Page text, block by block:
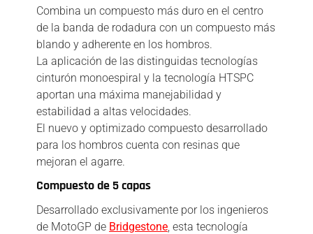
Combina un compuesto más duro en el centro
de la banda de rodadura con un compuesto más
blando y adherente en los hombros.
La aplicación de las distinguidas tecnologías
cinturón monoespiral y la tecnología HTSPC
aportan una máxima manejabilidad y
estabilidad a altas velocidades.
El nuevo y optimizado compuesto desarrollado
para los hombros cuenta con resinas que
mejoran el agarre.
Compuesto de 5 capas
Desarrollado exclusivamente por los ingenieros
de MotoGP de Bridgestone, esta tecnología